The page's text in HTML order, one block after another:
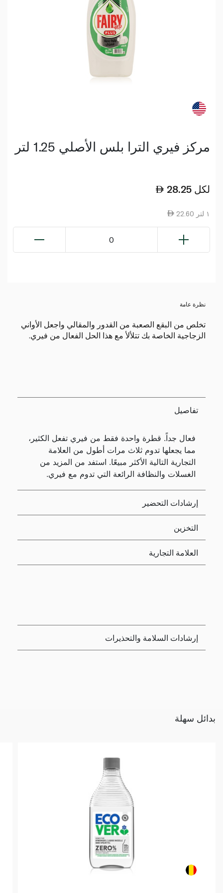
مركز فيري الترا بلس الأصلي 1.25 لتر
28.25 لكل
22.60 ١ لتر
0
نظرة عامة
تخلص من البقع الصعبة من القدور والمقالي واجعل الأواني
الزجاجية الخاصة بك تتلألأ مع هذا الحل الفعال من فيري.
تفاصيل
فعال جداً. قطرة واحدة فقط من فيري تفعل الكثير،
مما يجعلها تدوم ثلاث مرات أطول من العلامة
التجارية التالية الأكثر مبيعًا. استفد من المزيد من
الغسلات والنظافة الرائعة التي تدوم مع فيري.
إرشادات التحضير
التخزين
العلامة التجارية
إرشادات السلامة والتحذيرات
بدائل سهلة